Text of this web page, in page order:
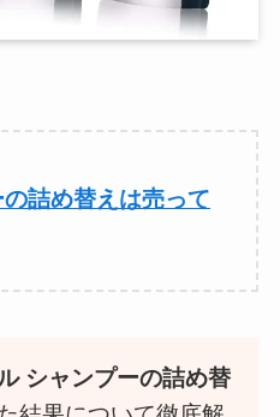
詰め替えは売って
シャンプーの詰め替